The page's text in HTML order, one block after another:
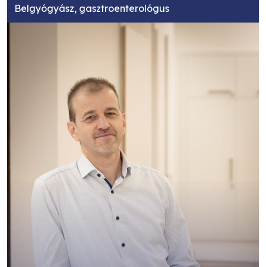
Belgyógyász, gasztroenterológus